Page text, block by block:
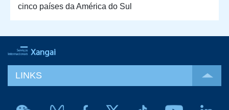
cinco países da América do Sul
LINKS